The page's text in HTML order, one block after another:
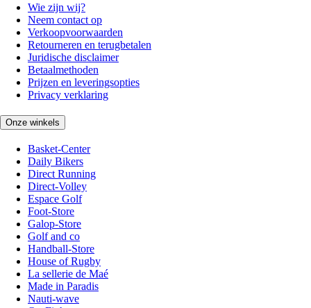
Wie zijn wij?
Neem contact op
Verkoopvoorwaarden
Retourneren en terugbetalen
Juridische disclaimer
Betaalmethoden
Prijzen en leveringsopties
Privacy verklaring
Onze winkels
Basket-Center
Daily Bikers
Direct Running
Direct-Volley
Espace Golf
Foot-Store
Galop-Store
Golf and co
Handball-Store
House of Rugby
La sellerie de Maé
Made in Paradis
Nauti-wave